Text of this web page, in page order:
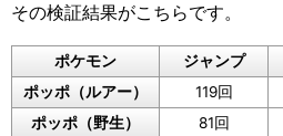
その検証結果がこちらです。
ポケモン ジャンプ
ポッポ（ルアー）
119回
ポッポ（野生）
81回